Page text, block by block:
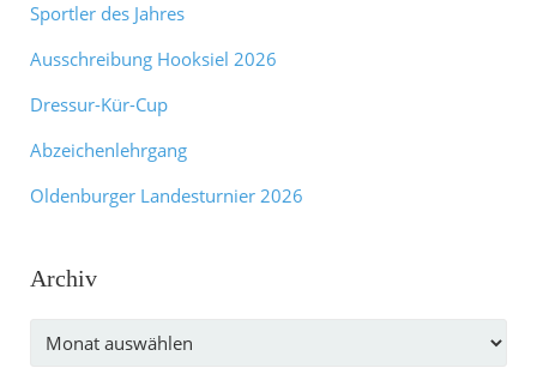
Sportler des Jahres
Ausschreibung Hooksiel 2026
Dressur-Kür-Cup
Abzeichenlehrgang
Oldenburger Landesturnier 2026
Archiv
Archiv